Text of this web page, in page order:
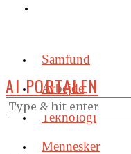
Samfund
Arbejde
Teknologi
Mennesker
AI PORTALEN